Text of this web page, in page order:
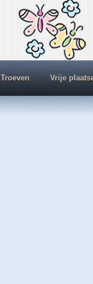
Troeven Vrije